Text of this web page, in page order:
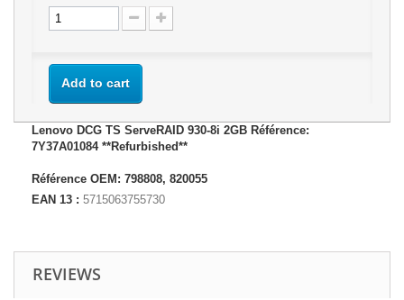
Add to cart
Lenovo DCG TS ServeRAID 930-8i 2GB Référence:
7Y37A01084 **Refurbished**
Référence OEM: 798808, 820055
EAN 13 : 5715063755730
REVIEWS